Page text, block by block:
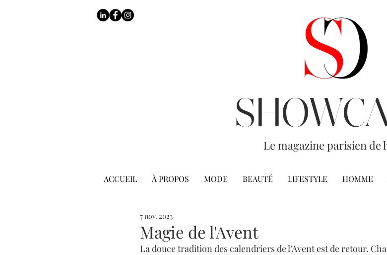
Le magazine parisien de
ACCUEIL À PROPOS MODE BEAUTÉ LIFESTYLE HOMME
Magie de l'Avent
7 nov. 2023
La douce tradition des calendriers de l’Avent est de retour.